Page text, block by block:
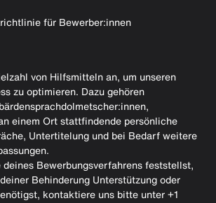
für Bewerber:innen
von Hilfsmitteln an, um unseren
zu optimieren. Dazu gehören
einem Ort stattfindende persönliche
Untertitelung und bei Bedarf weitere
deines Bewerbungsverfahrens feststellst,
Behinderung Unterstützung oder
kontaktiere uns bitte unter +1